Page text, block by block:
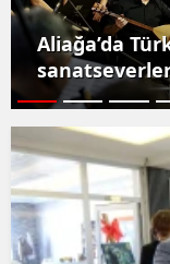
Aliağa’da